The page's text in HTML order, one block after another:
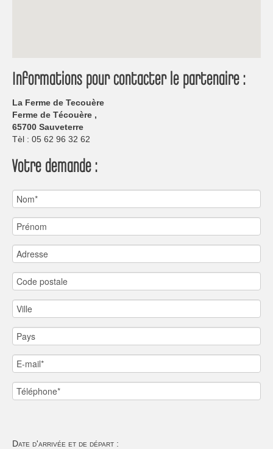
Informations pour contacter le partenaire :
La Ferme de Tecouère
Ferme de Técouère ,
65700 Sauveterre
Tèl : 05 62 96 32 62
Votre demande :
Date d'arrivée et de départ :